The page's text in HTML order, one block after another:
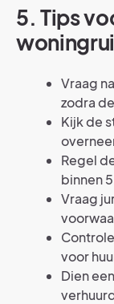
5. Tips
Vraag
zodra
Kijk de
Regel
binnen
Vraag
voor
Dien